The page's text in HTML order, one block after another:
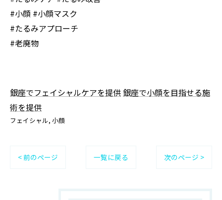
#小顔 #小顔マスク
#たるみアプローチ
#老廃物
銀座でフェイシャルケアを提供 銀座で小顔を目指せる施
術を提供
フェイシャル 小顔
< 前のページ 一覧に戻る 次のページ >